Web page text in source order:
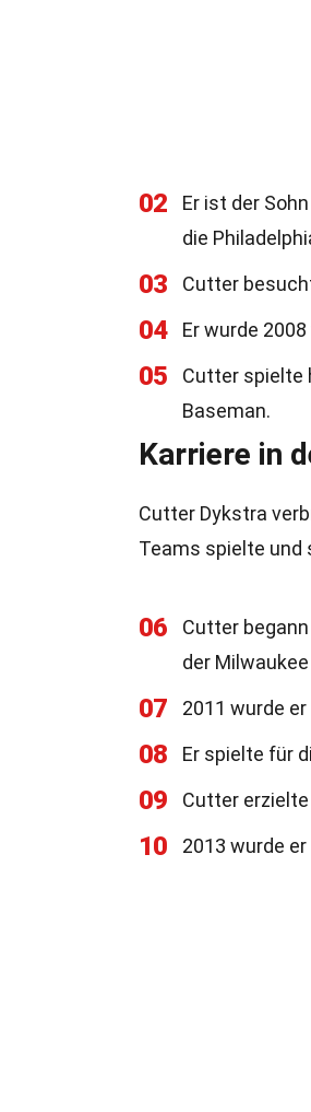
02
Er ist der
die
03 Cutter
04 Er wurde
05
Cutter spielte
Baseman.
Karriere in
Cutter Dykstra
Teams spielte und
06
Cutter
der
07 2011 wurde er
08 Er spielte für
09 Cutter
10 2013 wurde